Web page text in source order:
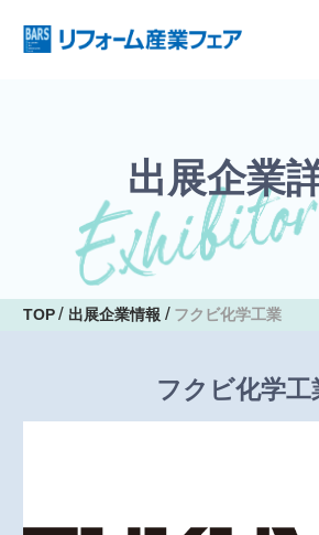
出展企業
TOP 出展企業情報 フクビ化学工業
フクビ化学工